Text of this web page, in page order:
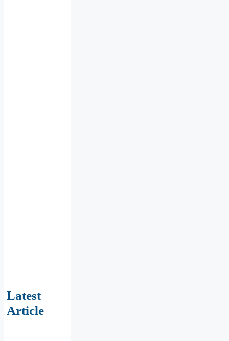
Latest
Article